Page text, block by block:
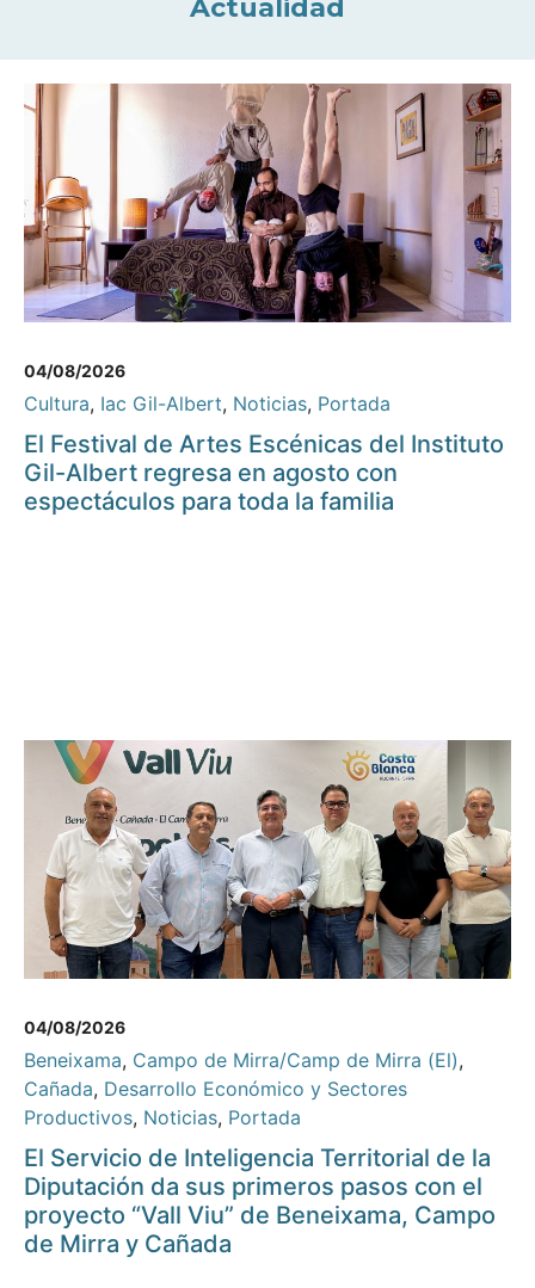
Actualidad
04/08/2026
Cultura, Iac Gil-Albert, Noticias, Portada
El Festival de Artes Escénicas del Instituto
Gil-Albert regresa en agosto con
espectáculos para toda la familia
04/08/2026
Beneixama, Campo de Mirra/Camp de Mirra (El),
Cañada, Desarrollo Económico y Sectores
Productivos, Noticias, Portada
El Servicio de Inteligencia Territorial de la
Diputación da sus primeros pasos con el
proyecto “Vall Viu” de Beneixama, Campo
de Mirra y Cañada